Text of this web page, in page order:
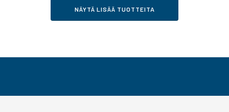
NÄYTÄ LISÄÄ TUOTTEITA